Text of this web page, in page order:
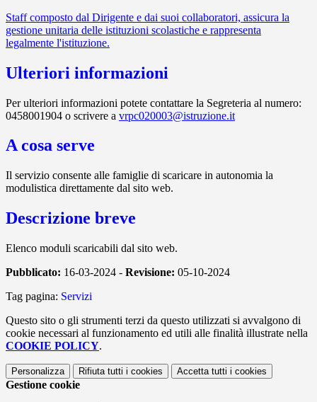
Staff composto dal Dirigente e dai suoi collaboratori, assicura la
gestione unitaria delle istituzioni scolastiche e rappresenta
legalmente l'istituzione.
Ulteriori informazioni
Per ulteriori informazioni potete contattare la Segreteria al numero:
0458001904 o scrivere a vrpc020003@istruzione.it
A cosa serve
Il servizio consente alle famiglie di scaricare in autonomia la
modulistica direttamente dal sito web.
Descrizione breve
Elenco moduli scaricabili dal sito web.
Pubblicato: 16-03-2024 - Revisione: 05-10-2024
Tag pagina: Servizi
Questo sito o gli strumenti terzi da questo utilizzati si avvalgono di
cookie necessari al funzionamento ed utili alle finalità illustrate nella
COOKIE POLICY.
Personalizza Rifiuta tutti i cookies Accetta tutti i cookies
Gestione cookie